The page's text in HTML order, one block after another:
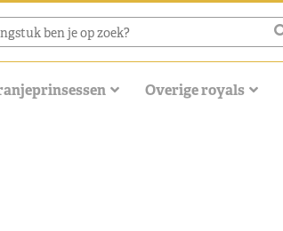
Overige royals